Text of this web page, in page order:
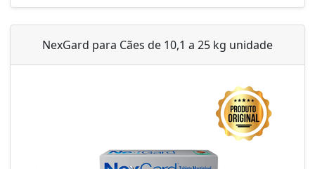
NexGard para Cães de 10,1 a 25 kg unidade